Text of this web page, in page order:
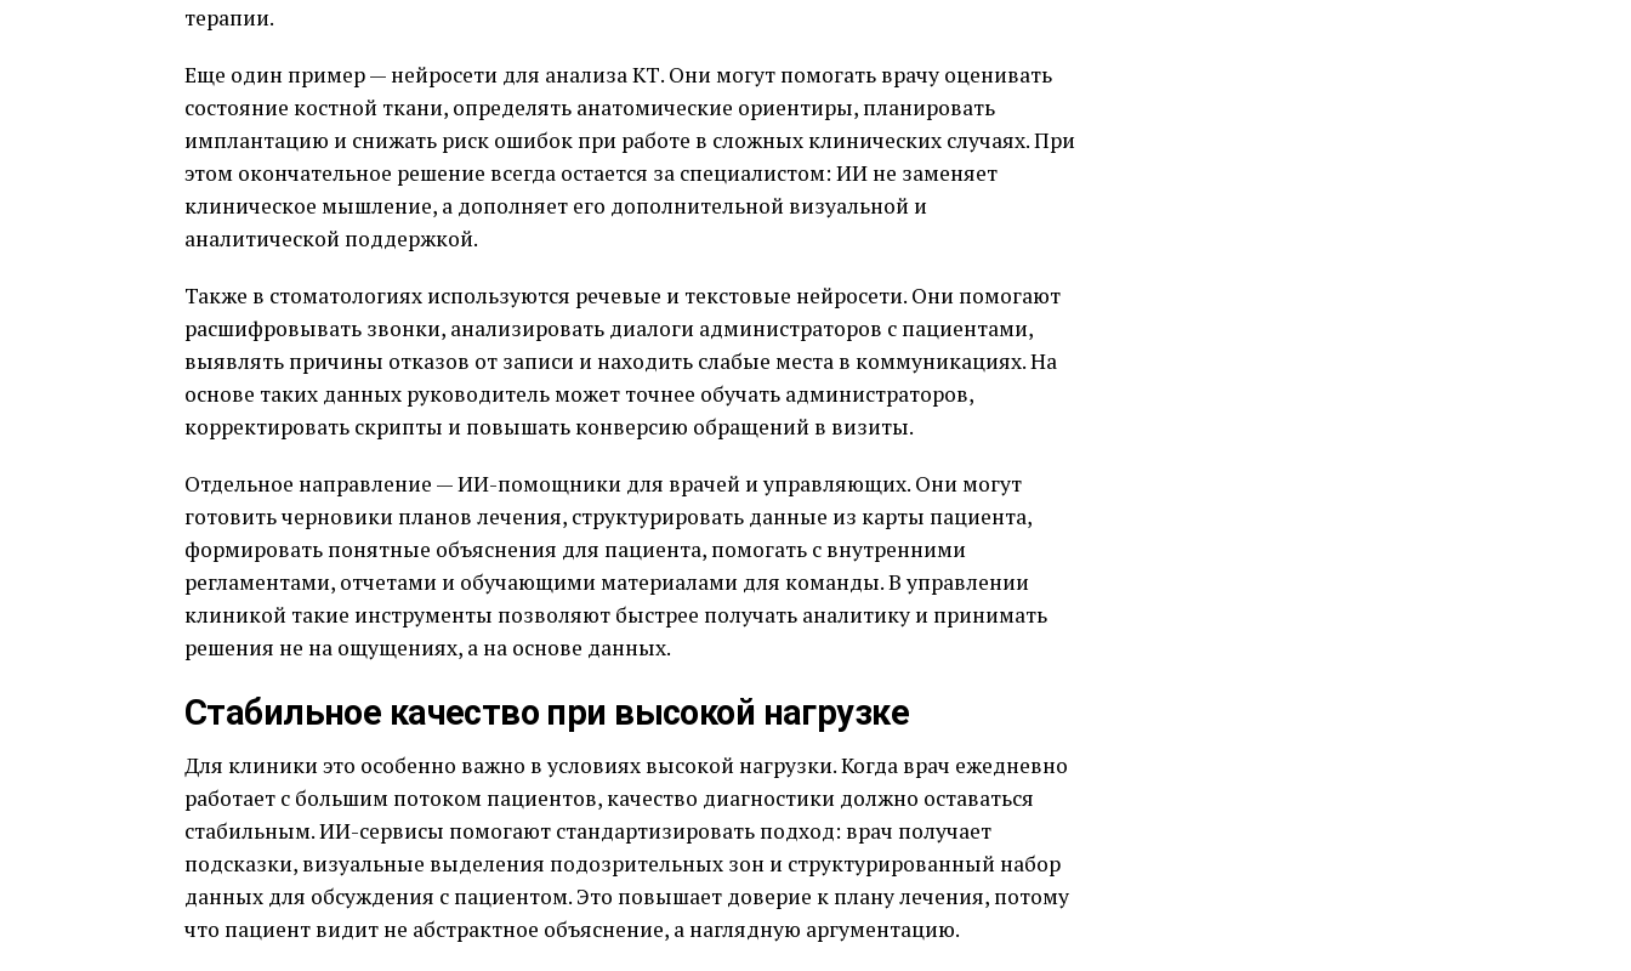
терапии.
Еще один пример — нейросети для анализа КТ. Они могут помогать врачу оценивать
состояние костной ткани, определять анатомические ориентиры, планировать
имплантацию и снижать риск ошибок при работе в сложных клинических случаях. При
этом окончательное решение всегда остается за специалистом: ИИ не заменяет
клиническое мышление, а дополняет его дополнительной визуальной и
аналитической поддержкой.
Также в стоматологиях используются речевые и текстовые нейросети. Они помогают
расшифровывать звонки, анализировать диалоги администраторов с пациентами,
выявлять причины отказов от записи и находить слабые места в коммуникациях. На
основе таких данных руководитель может точнее обучать администраторов,
корректировать скрипты и повышать конверсию обращений в визиты.
Отдельное направление — ИИ-помощники для врачей и управляющих. Они могут
готовить черновики планов лечения, структурировать данные из карты пациента,
формировать понятные объяснения для пациента, помогать с внутренними
регламентами, отчетами и обучающими материалами для команды. В управлении
клиникой такие инструменты позволяют быстрее получать аналитику и принимать
решения не на ощущениях, а на основе данных.
Стабильное качество при высокой нагрузке
Для клиники это особенно важно в условиях высокой нагрузки. Когда врач ежедневно
работает с большим потоком пациентов, качество диагностики должно оставаться
стабильным. ИИ-сервисы помогают стандартизировать подход: врач получает
подсказки, визуальные выделения подозрительных зон и структурированный набор
данных для обсуждения с пациентом. Это повышает доверие к плану лечения, потому
что пациент видит не абстрактное объяснение, а наглядную аргументацию.